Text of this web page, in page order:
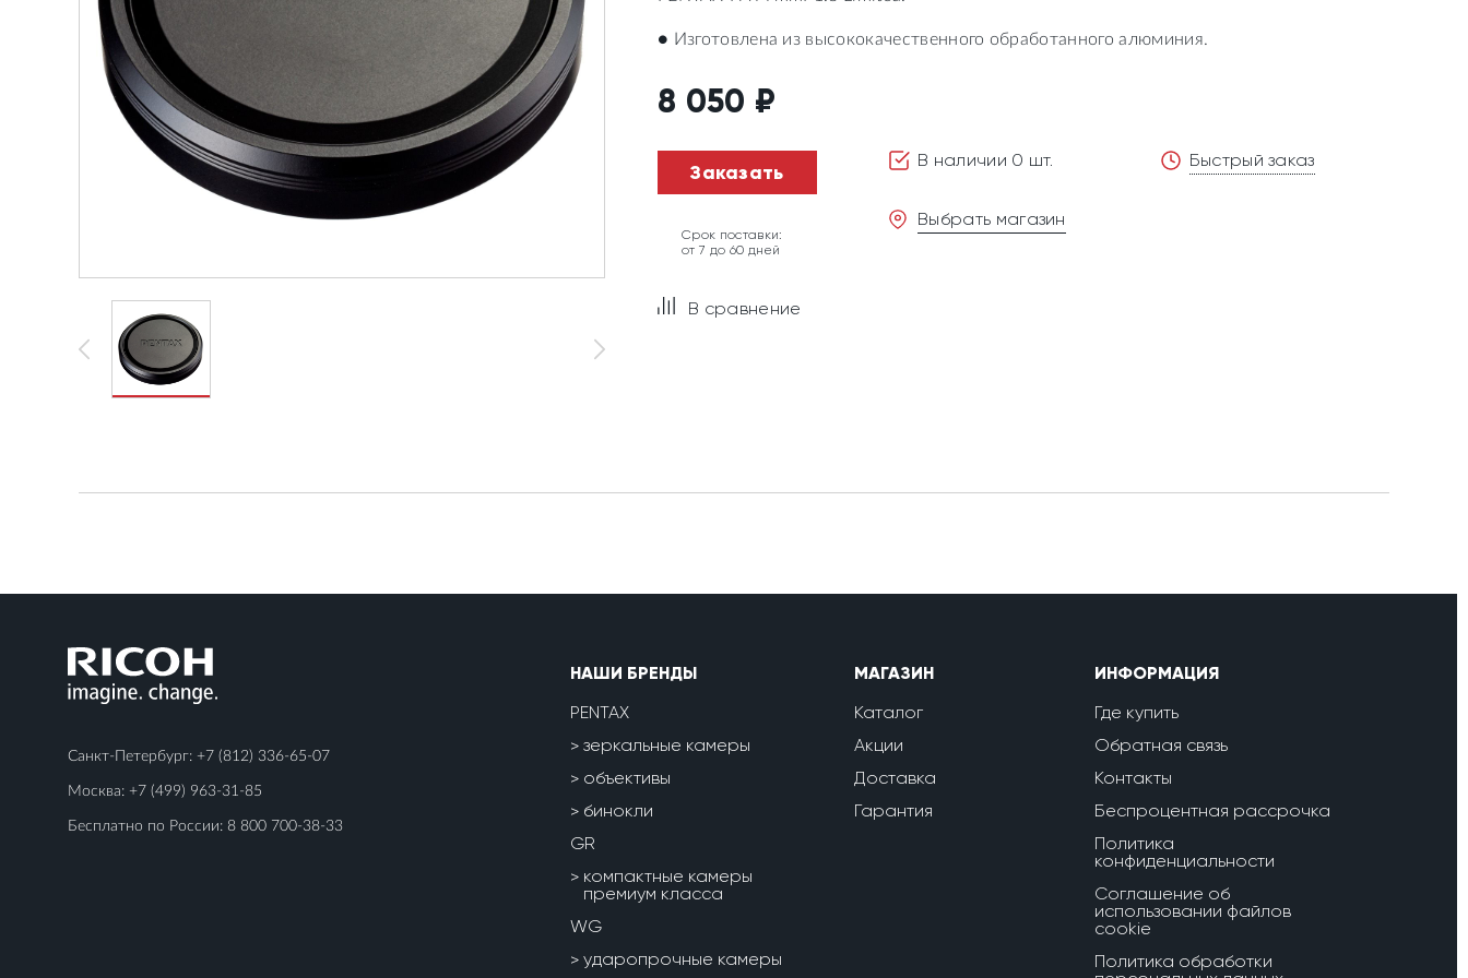
● Изготовлена из высококачественного обработанного алюминия.
8 050 ₽
Заказать
Срок поставки:
от 7 до 60 дней
В сравнение
В наличии 0 шт.
Выбрать магазин
Быстрый заказ
Санкт-Петербург: +7 (812) 336-65-07
Москва: +7 (499) 963-31-85
Бесплатно по России: 8 800 700-38-33
НАШИ БРЕНДЫ
PENTAX
зеркальные камеры
объективы
бинокли
GR
компактные камеры
премиум класса
WG
ударопрочные камеры
МАГАЗИН
Каталог
Акции
Доставка
Гарантия
ИНФОРМАЦИЯ
Где купить
Обратная связь
Контакты
Беспроцентная рассрочка
Политика
конфиденциальности
Соглашение об
использовании файлов
cookie
Политика обработки